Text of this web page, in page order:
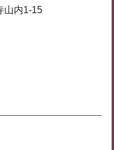
山内1-15